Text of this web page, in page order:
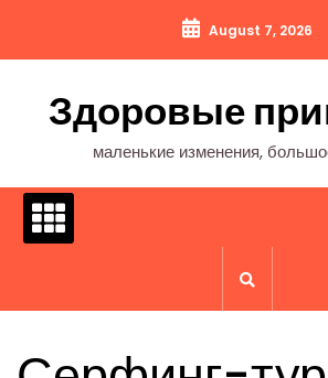
содержимому
August 7, 2026
Здоровые
маленькие изменения,